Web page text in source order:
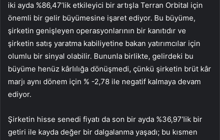
iki ayda %86,47’lik etkileyici bir artışla Terran Orbital için
önemli bir gelir büyümesine işaret ediyor. Bu büyüme,
şirketin genişleyen operasyonlarının bir kanıtıdır ve
şirketin satış yaratma kabiliyetine bakan yatırımcılar için
olumlu bir sinyal olabilir. Bununla birlikte, gelirdeki bu
büyüme henüz kârlılığa dönüşmedi, çünkü şirketin brüt kâr
marjı aynı dönem için % -2,78 ile negatif kalmaya devam
ediyor.
Şirketin hisse senedi fiyatı da son bir ayda %36,97’lik bir
getiri ile kayda değer bir dalgalanma yaşadı; bu kısmen